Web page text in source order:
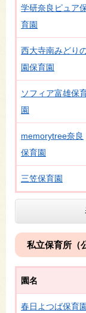
学研奈良ピュア
育園
西大寺南みどり
園保育園
ソフィア富雄保
園
memorytree奈良
保育園
三笠保育園
私立保育所（
園名
春日よつば保育園